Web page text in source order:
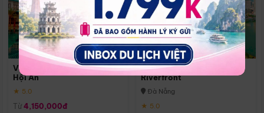
Vinpearl Resort & Golf Nam
Hội An
★ 5.0
Từ 4,150,000đ
Melia Vinpearl Danang
Riverfront
Đà Nẵng
★ 5.0